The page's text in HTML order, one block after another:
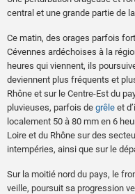
central et une grande partie de
Ce matin, des orages parfois
Cévennes ardéchoises à la
heures qui viennent, ils
deviennent plus fréquents et
Rhône et sur le Centre-Est du
pluvieuses, parfois de grêle et
localement 50 à 80 mm en 6
Loire et du Rhône sur des
intempéries, ainsi que sur le
Sur la moitié nord du pays, le
veille, poursuit sa progression